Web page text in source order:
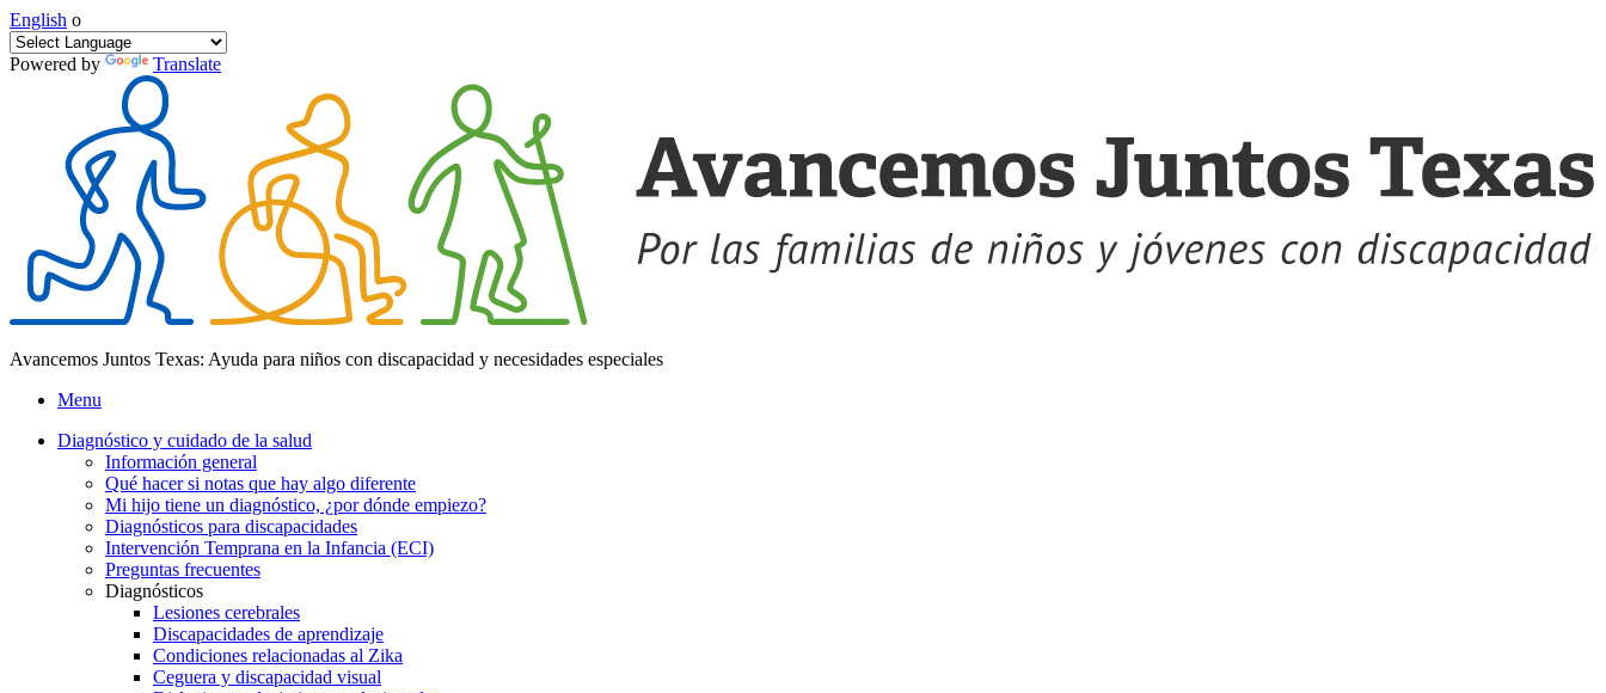
English o
Powered by Translate
Avancemos Juntos Texas: Ayuda para niños con discapacidad y necesidades especiales
Menu
Diagnóstico y cuidado de la salud
Información general
Qué hacer si notas que hay algo diferente
Mi hijo tiene un diagnóstico, ¿por dónde empiezo?
Diagnósticos para discapacidades
Intervención Temprana en la Infancia (ECI)
Preguntas frecuentes
Diagnósticos
Lesiones cerebrales
Discapacidades de aprendizaje
Condiciones relacionadas al Zika
Ceguera y discapacidad visual